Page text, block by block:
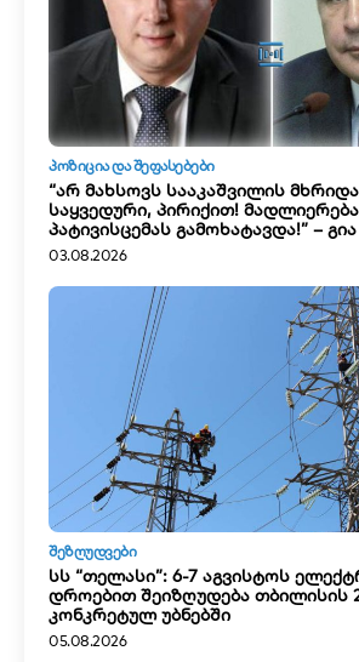
ᲞᲝᲖᲘᲪᲘᲐ ᲓᲐ ᲨᲔᲤᲐᲡᲔᲑᲔᲑᲘ
“არ მახსოვს სააკაშვილის
საყვედური, პირიქით!
პატივისცემას გამოხატავდა!” –
03.08.2026
ᲨᲔᲖᲦᲣᲓᲕᲔᲑᲘ
სს “თელასი”: 6-7 აგვისტოს
დროებით შეიზღუდება თბილისის
კონკრეტულ უბნებში
05.08.2026